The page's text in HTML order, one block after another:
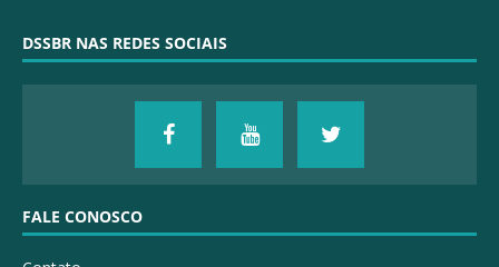
DSSBR NAS REDES SOCIAIS
FALE CONOSCO